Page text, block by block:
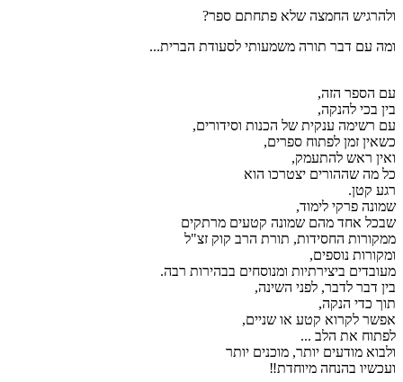
ולהרגיש החמצה שלא פתחתם ספר?
ומה עם דבר תורה משמעותי לסעודת הברית...
עם הספר הזה,
בין בכי להנקה,
עם רשימה ענקית של הכנות וסידורים,
כשאין זמן לפתוח ספרים,
ואין ראש להתעמק,
כל מה שההורים יצטרכו הוא
רגע קטן.
שמונה פרקי לימוד,
שבכל אחד מהם שמונה קטעים מרתקים
ממקורות החסידות, תורת הרב קוק זצ"ל
ומקורות נוספים,
מעובדים ביצירתיות ומנוסחים בבהירות רבה.
בין דבר לדבר, לפני השינה,
תוך כדי הנקה,
אפשר לקרוא קטע או שניים,
לפתוח את הלב ...
ולבוא מודעים יותר, מוכנים יותר
ועכשיו בהנחה מיוחדת‼️